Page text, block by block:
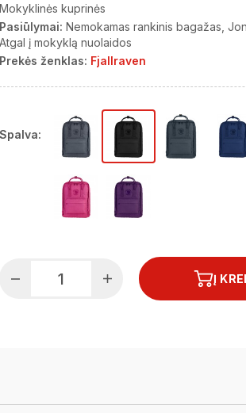
Mokyklinės kuprinės
Pasiūlymai: Nemokamas rankinis bagažas
Atgal į mokyklą nuolaidos
Prekės ženklas: Fjallraven
Spalva:
Į